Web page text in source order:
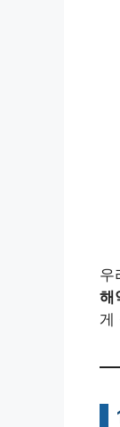
우
해
게